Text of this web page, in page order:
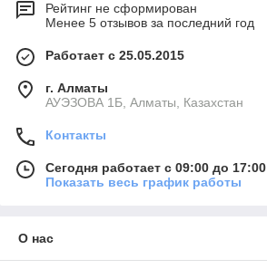
Рейтинг не сформирован
Менее 5 отзывов за последний год
Работает с 25.05.2015
г. Алматы
АУЭЗОВА 1Б, Алматы, Казахстан
Контакты
Сегодня работает с 09:00 до 17:00
Показать весь график работы
О нас